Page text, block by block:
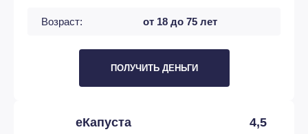
Возраст: от 18 до 75 лет
ПОЛУЧИТЬ ДЕНЬГИ
еКапуста 4,5